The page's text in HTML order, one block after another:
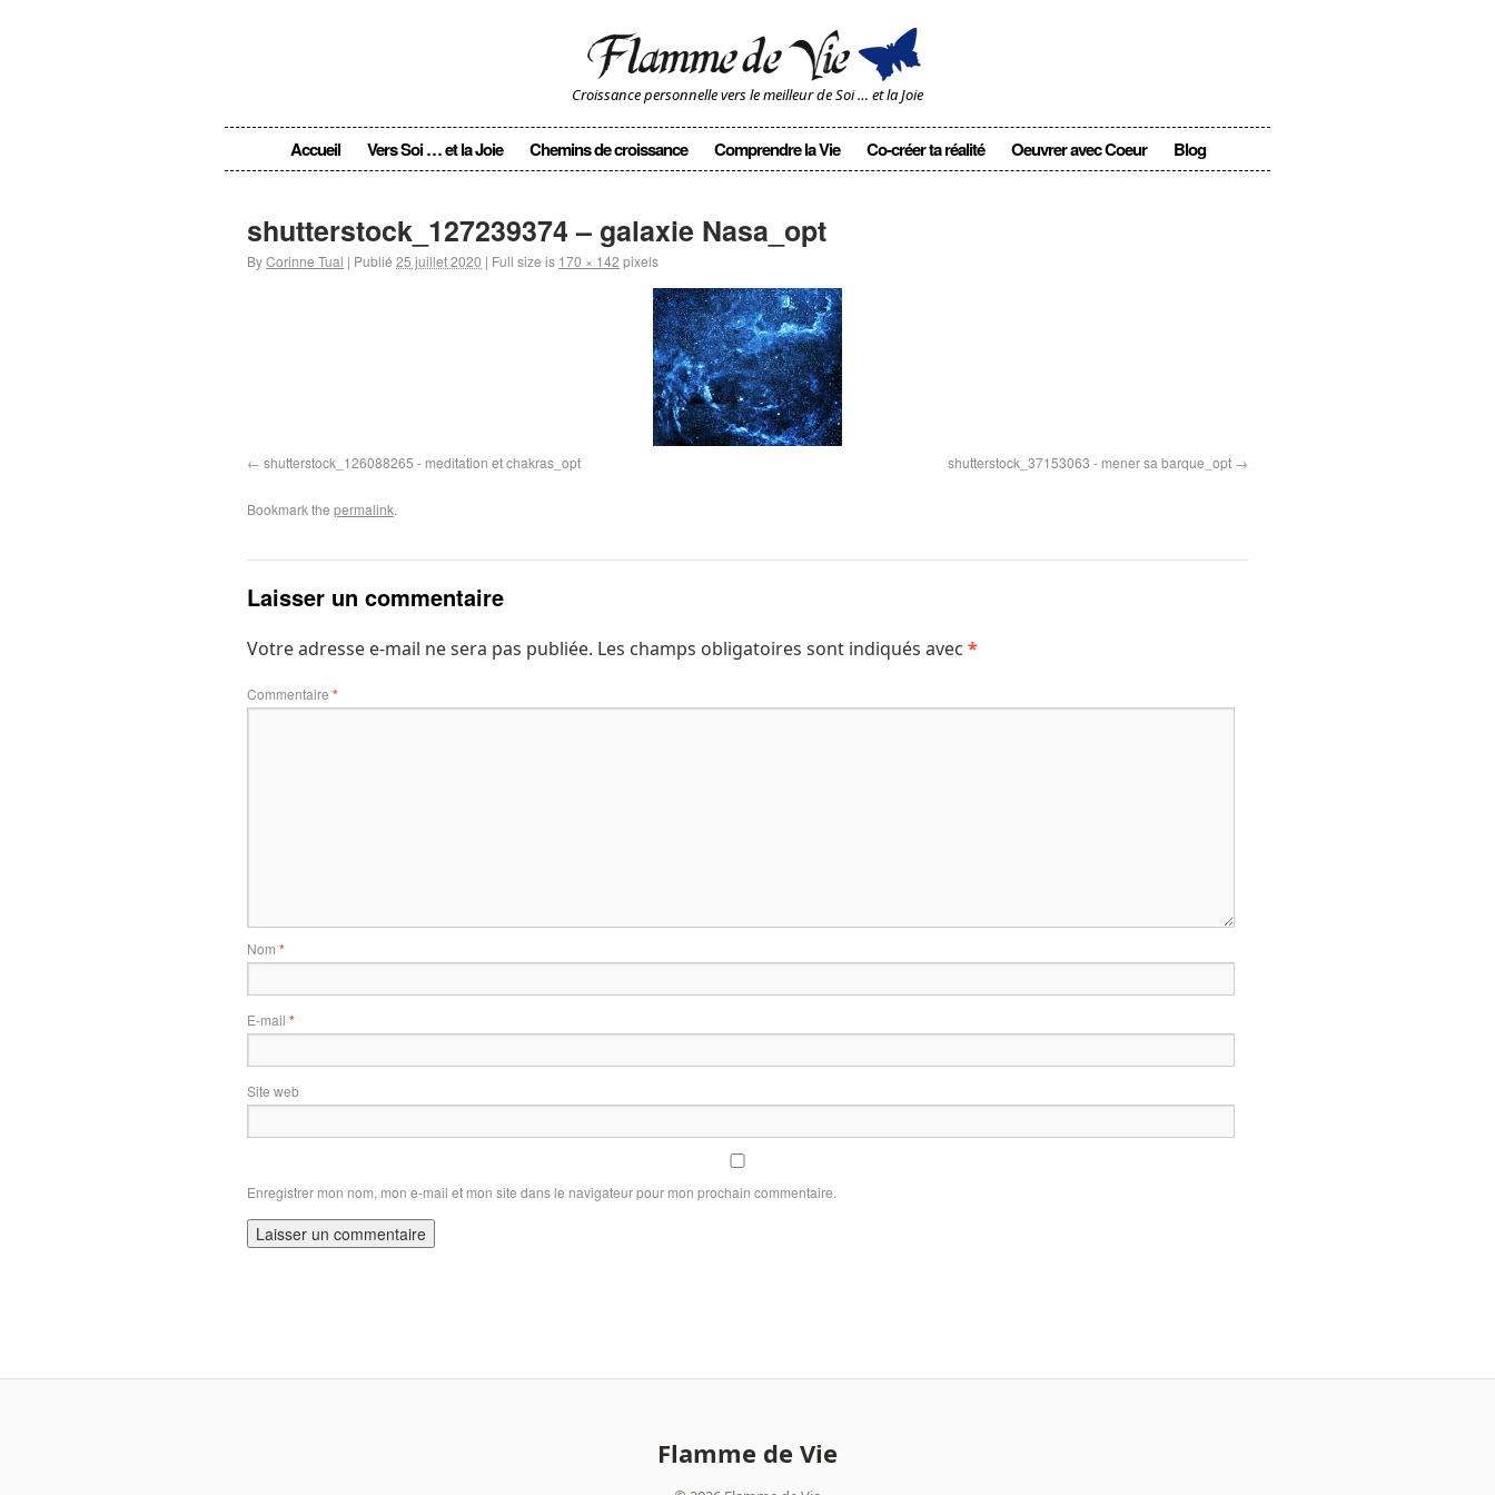
Croissance personnelle vers le meilleur de Soi … et la Joie
Accueil Vers Soi … et la Joie Chemins de croissance Comprendre la Vie Co-créer ta réalité Oeuvrer avec Coeur Blog
shutterstock_127239374 – galaxie Nasa_opt
ByCorinne Tual | Publié 25 juillet 2020 | Full size is 170 × 142 pixels
shutterstock_126088265 - meditation et chakras_opt shutterstock_37153063 - mener sa barque_opt
Bookmark the permalink.
Laisser un commentaire
Votre adresse e-mail ne sera pas publiée. Les champs obligatoires sont indiqués avec *
Commentaire *
Nom *
E-mail *
Site web
Enregistrer mon nom, mon e-mail et mon site dans le navigateur pour mon prochain commentaire.
Flamme de Vie